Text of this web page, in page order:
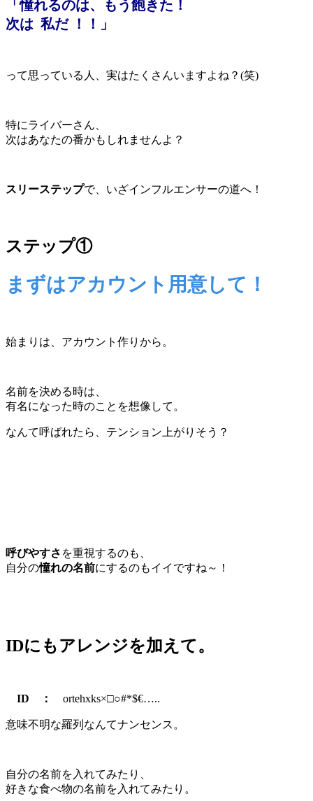
「憧れるのは、もう飽きた！
次は 私だ ！！」
って思っている人、実はたくさんいますよね？(笑)
特にライバーさん、
次はあなたの番かもしれませんよ？
スリーステップで、いざインフルエンサーの道へ！
ステップ①
まずはアカウント用意して！
始まりは、アカウント作りから。
名前を決める時は、
有名になった時のことを想像して。
なんて呼ばれたら、テンション上がりそう？
呼びやすさ を重視するのも、
自分の憧れの名前にするのもイイですね～！
IDにもアレンジを加えて。
ID ： ortehxks×□○#*$€…..
意味不明な羅列なんてナンセンス。
自分の名前を入れてみたり、
好きな食べ物の名前を入れてみたり。